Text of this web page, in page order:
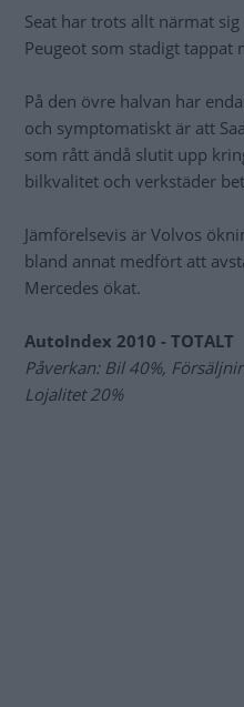
Seat har trots allt närmat
Peugeot som stadigt tappat
På den övre halvan har
och symptomatiskt är att
som rått ändå slutit upp
bilkvalitet och verkstäder
Jämförelsevis är Volvos
bland annat medfört att
Mercedes ökat.
AutoIndex 2010 -
Påverkan: Bil 40%,
Lojalitet 20%